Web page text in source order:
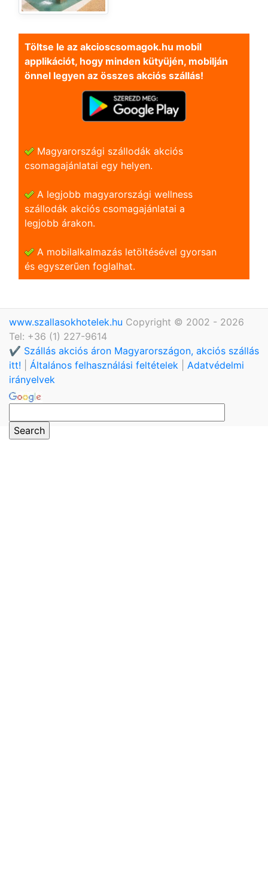
Töltse le az akcioscsomagok.hu mobil
applikációt, hogy minden kütyüjén, mobilján
önnel legyen az összes akciós szállás!
Magyarországi szállodák akciós
csomagajánlatai egy helyen.
A legjobb magyarországi wellness
szállodák akciós csomagajánlatai a
legjobb árakon.
A mobilalkalmazás letöltésével gyorsan
és egyszerũen foglalhat.
www.szallasokhotelek.hu Copyright © 2002 - 2026
Tel: +36 (1) 227-9614
✔️ Szállás akciós áron Magyarországon, akciós szállás
itt!
Általános felhasználási feltételek
Adatvédelmi
irányelvek